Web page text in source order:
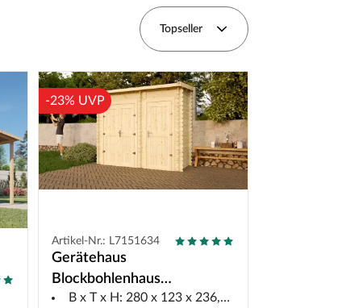
Topseller
-23% UVP
Artikel-Nr.: L7151634
Gerätehaus
Blockbohlenhaus
Anbauschrank Barik 28 mm
B x T x H: 280 x 123 x 236,5 cm